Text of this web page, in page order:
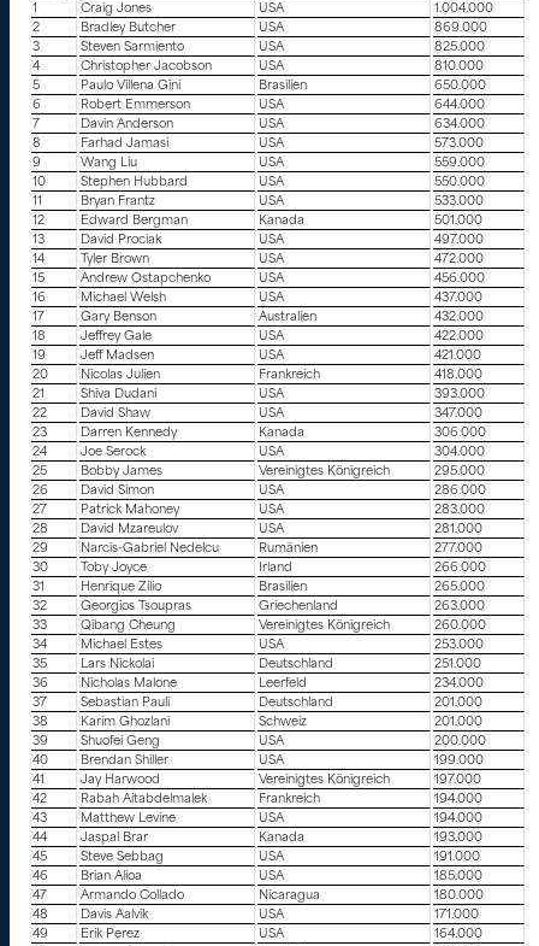
1
Craig Jones USA
1.004.000
2
Bradley Butcher USA
869.000
3
Steven Sarmiento USA
825.000
4
Christopher Jacobson USA
810.000
5
Paulo Villena Gini Brasilien
650.000
6
Robert Emmerson USA
644.000
7
Davin Anderson USA
634.000
8
Farhad Jamasi USA
573.000
9
Wang Liu USA
559.000
10
Stephen Hubbard USA
550.000
11
Bryan Frantz USA
533.000
12
Edward Bergman Kanada
501.000
13
David Prociak USA
497.000
14
Tyler Brown USA
472.000
15
Andrew Ostapchenko USA
456.000
16
Michael Welsh USA
437.000
17
Gary Benson Australien
432.000
18
Jeffrey Gale USA
422.000
19
Jeff Madsen USA
421.000
20
Nicolas Julien Frankreich
418.000
21
Shiva Dudani USA
393.000
22
David Shaw USA
347.000
23
Darren Kennedy Kanada
306.000
24
Joe Serock USA
304.000
25
Bobby James Vereinigtes Königreich
295.000
26
David Simon USA
286.000
27
Patrick Mahoney USA
283.000
28
David Mzareulov USA
281.000
29
Narcis-Gabriel Nedelcu Rumänien
277.000
30
Toby Joyce Irland
266.000
31
Henrique Zilio Brasilien
265.000
32
Georgios Tsoupras Griechenland
263.000
33
Qibang Cheung Vereinigtes Königreich
260.000
34
Michael Estes USA
253.000
35
Lars Nickolai Deutschland
251.000
36
Nicholas Malone Leerfeld
234.000
37
Sebastian Pauli Deutschland
201.000
38
Karim Ghozlani Schweiz
201.000
39
Shuofei Geng USA
200.000
40
Brendan Shiller USA
199.000
41
Jay Harwood Vereinigtes Königreich
197.000
42
Rabah Aitabdelmalek Frankreich
194.000
43
Matthew Levine USA
194.000
44
Jaspal Brar Kanada
193.000
45
Steve Sebbag USA
191.000
46
Brian Alioa USA
185.000
47
Armando Collado Nicaragua
180.000
48
Davis Aalvik USA
171.000
49
Erik Perez USA
164.000